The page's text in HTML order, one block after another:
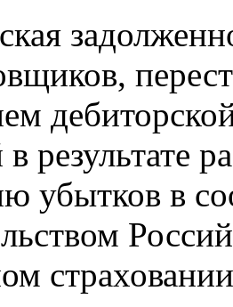
результате
убытков в